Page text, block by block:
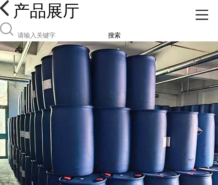
产品展厅
搜索